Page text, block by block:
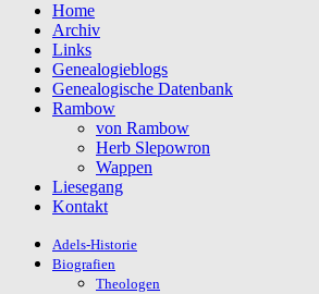
Home
Archiv
Links
Genealogieblogs
Genealogische Datenbank
Rambow
von Rambow
Herb Slepowron
Wappen
Liesegang
Kontakt
Adels-Historie
Biografien
Theologen